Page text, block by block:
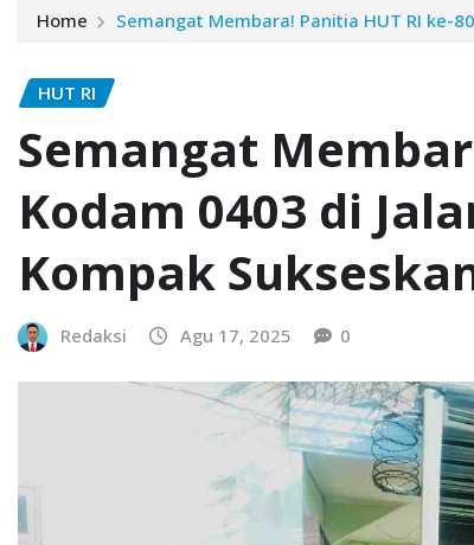
Home Semangat Membara! Panitia HUT RI ke-
HUT RI
Semangat
Kodam 0403 di
Kompak
Redaksi Agu 17, 2025 0